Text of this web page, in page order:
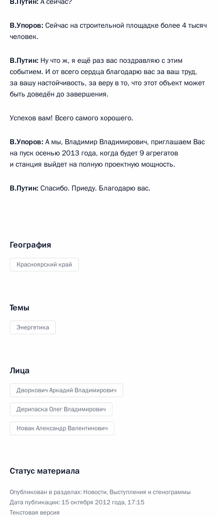
В.Упоров: Сейчас на строительной площадке более 4 тысяч
человек.
В.Путин: Ну что ж, я ещё раз вас поздравляю с этим
событием. И от всего сердца благодарю вас за ваш труд,
за вашу настойчивость, за веру в то, что этот объект может
быть доведён до завершения.
Успехов вам! Всего самого хорошего.
В.Упоров: А мы, Владимир Владимирович, приглашаем Вас
на пуск осенью 2013 года, когда будет 9 агрегатов
и станция выйдет на полную проектную мощность.
В.Путин: Спасибо. Приеду. Благодарю вас.
География
Красноярский край
Темы
Энергетика
Лица
Дворкович Аркадий Владимирович
Дерипаска Олег Владимирович
Новак Александр Валентинович
Статус материала
Опубликован в разделах: Новости, Выступления и стенограммы
Дата публикации: 15 октября 2012 года, 17:15
Текстовая версия